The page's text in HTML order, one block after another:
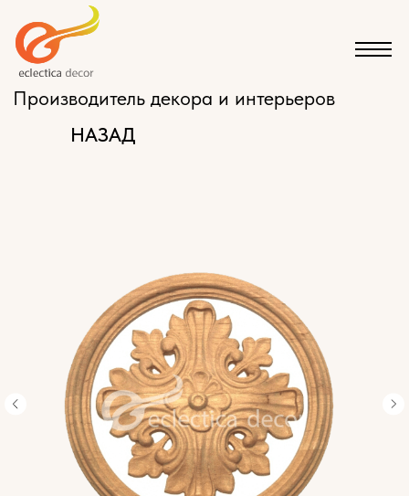
НАЗАД
Производитель декора и интерьеров